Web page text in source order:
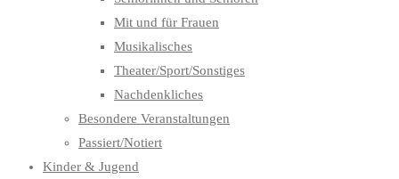
Mit und für Frauen
Musikalisches
Theater/Sport/Sonstiges
Nachdenkliches
Besondere Veranstaltungen
Passiert/Notiert
Kinder & Jugend